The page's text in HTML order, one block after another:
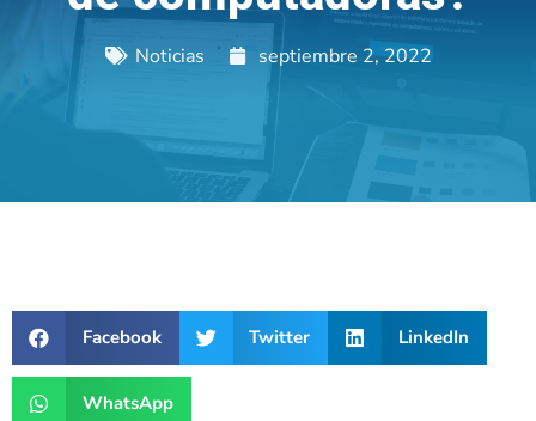
Noticias septiembre 2, 2022
Facebook Twitter LinkedIn
WhatsApp